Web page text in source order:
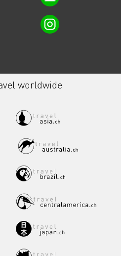
worldwide